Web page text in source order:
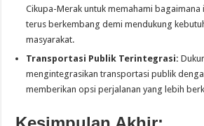
Cikupa-Merak untuk memahami bagaimana
terus berkembang demi mendukung
masyarakat.
Transportasi Publik Terintegrasi:
mengintegrasikan transportasi publik
memberikan opsi perjalanan yang lebih